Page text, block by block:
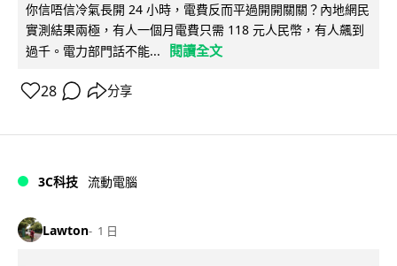
你信唔信冷氣長開 24 小時，電費反而平過開開關關？內地網民
實測結果兩極，有人一個月電費只需 118 元人民幣，有人飆到
過千。電力部門話不能...
閱讀全文
28 分享
3C科技 流動電腦
Lawton 1 日